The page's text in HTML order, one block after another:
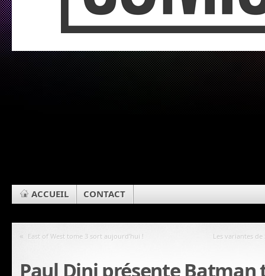
ACCUEIL CONTACT
« East of West tome 3 sort aujourd’hui ! Les variantes de
Paul Dini présente Batman